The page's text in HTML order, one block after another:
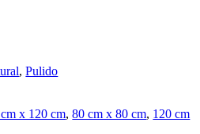
,Pulido
x 120 cm,80 cm x 80 cm, 120 cm